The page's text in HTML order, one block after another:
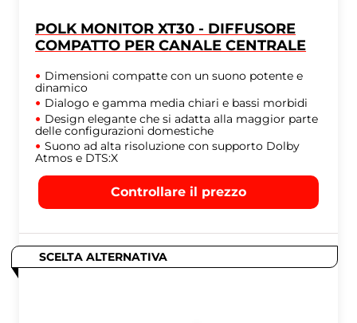
POLK MONITOR XT30 - DIFFUSORE
COMPATTO PER CANALE CENTRALE
Dimensioni compatte con un suono potente e
dinamico
Dialogo e gamma media chiari e bassi morbidi
Design elegante che si adatta alla maggior parte
delle configurazioni domestiche
Suono ad alta risoluzione con supporto Dolby
Atmos e DTS:X
Controllare il prezzo
SCELTA ALTERNATIVA